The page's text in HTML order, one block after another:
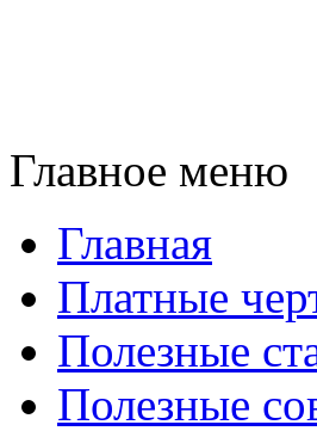
Главное меню
Главная
Платные
Полезные
Полезные